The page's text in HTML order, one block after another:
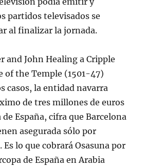
partidos televisados se
al finalizar la jornada.
casos, la entidad navarra
de tres millones de euros
España, cifra que Barcelona
asegurada sólo por
lo que cobrará Osasuna por
de España en Arabia